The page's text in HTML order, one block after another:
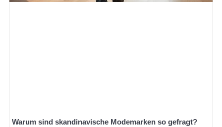
Warum sind skandinavische Modemarken so gefragt?